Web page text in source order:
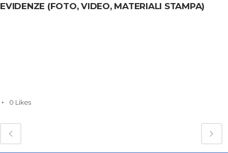
EVIDENZE (FOTO, VIDEO, MATERIALI STAMPA)
0 Likes